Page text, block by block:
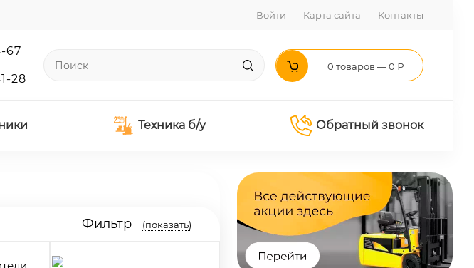
Войти Карта сайта Контакты
67
28
0 товаров — 0 ₽
Техника б/у Обратный звонок
Фильтр (показать)